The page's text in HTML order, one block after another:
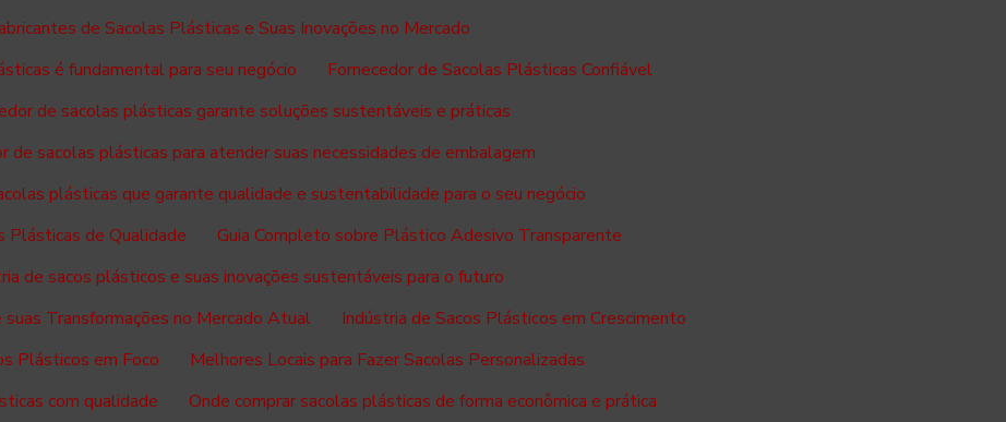
de Sacolas Plásticas e Suas Inovações no Mercado
é fundamental para seu negócio
Fornecedor de Sacolas Plásticas Confiável
de sacolas plásticas garante soluções sustentáveis e práticas
de sacolas plásticas para atender suas necessidades de embalagem
plásticas que garante qualidade e sustentabilidade para o seu negócio
Plásticas de Qualidade
Guia Completo sobre Plástico Adesivo Transparente
de sacos plásticos e suas inovações sustentáveis para o futuro
Transformações no Mercado Atual
Indústria de Sacos Plásticos em Crescimento
Plásticos em Foco
Melhores Locais para Fazer Sacolas Personalizadas
com qualidade
Onde comprar sacolas plásticas de forma econômica e prática